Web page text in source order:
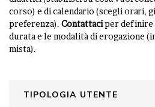
corso) e di calendario (scegli orari,
preferenza). Contattaciper definire
durata e le modalità di erogazione
mista).
TIPOLOGIA UTENTE